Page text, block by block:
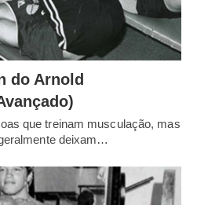
do Arnold
que treinam musculação, mas
deixam…